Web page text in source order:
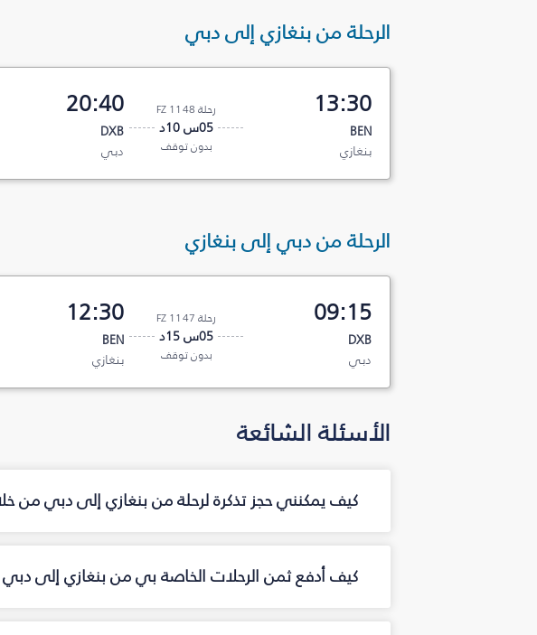
الرحلة من بنغازي إلى دبي
13:30
BEN
بنغازي
رحلة FZ 1148
05س 10د
بدون توقف
20:40
DXB
دبي
الرحلة من دبي إلى بنغازي
09:15
DXB
دبي
رحلة FZ 1147
05س 15د
بدون توقف
12:30
BEN
بنغازي
الأسئلة الشائعة
كيف يمكنني حجز تذكرة لرحلة من بنغازي إلى دبي من
كيف أدفع ثمن الرحلات الخاصة بي من بنغازي إلى دبي